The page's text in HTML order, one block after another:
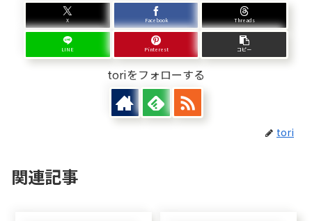
X Facebook Threads
LINE Pinterest コピー
toriをフォローする
tori
関連記事